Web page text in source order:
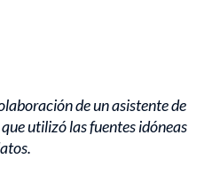
de un asistente de
utilizó las fuentes idóneas